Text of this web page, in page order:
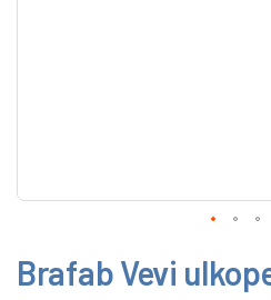
to
the
Brafab Vevi